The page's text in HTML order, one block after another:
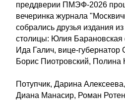
преддверии ПМЭФ-2026
вечеринка журнала
собрались друзья издания
столицы: Юлия
Ида Галич, вице-губернатор
Борис Пиотровский, Полина
Потупчик, Дарина
Диана Манасир, Роман